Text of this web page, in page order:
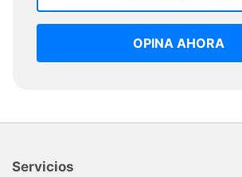
OPINA AHORA
Servicios